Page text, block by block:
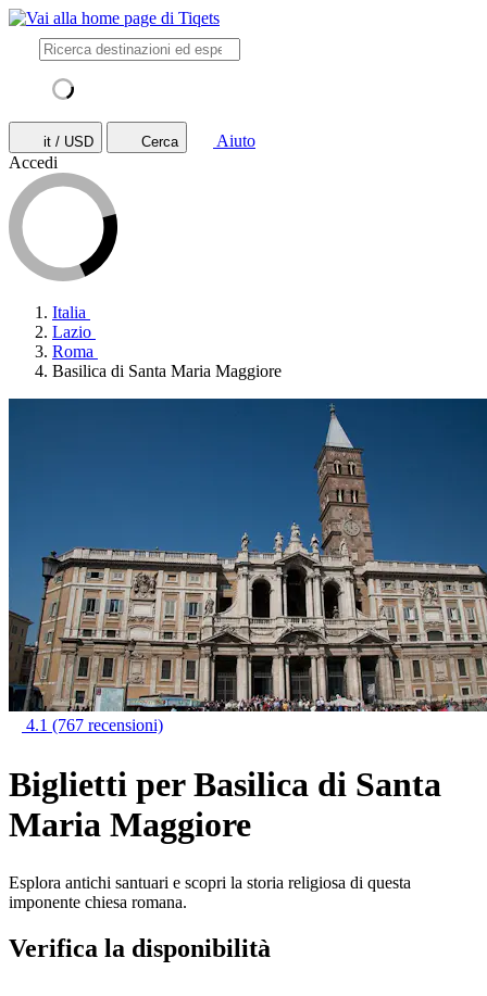
it / USD Cerca
Aiuto
Accedi
Italia
Lazio
Roma
Basilica di Santa Maria Maggiore
4.1 (767 recensioni)
Biglietti per Basilica di Santa
Maria Maggiore
Esplora antichi santuari e scopri la storia religiosa di questa
imponente chiesa romana.
Verifica la disponibilità